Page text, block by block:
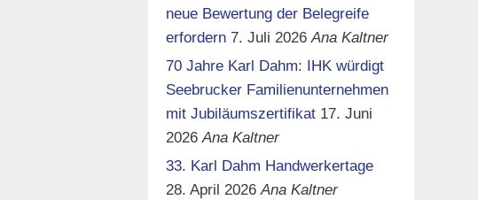
neue Bewertung der Belegreife
erfordern 7. Juli 2026 Ana Kaltner
70 Jahre Karl Dahm: IHK würdigt
Seebrucker Familienunternehmen
mit Jubiläumszertifikat 17. Juni
2026 Ana Kaltner
33. Karl Dahm Handwerkertage
28. April 2026 Ana Kaltner